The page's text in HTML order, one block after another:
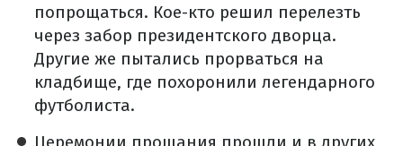
попрощаться. Кое-кто решил перелезть
через забор президентского дворца.
Другие же пытались прорваться на
кладбище, где похоронили легендарного
футболиста.